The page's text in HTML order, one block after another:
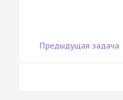
Предыдущая задача